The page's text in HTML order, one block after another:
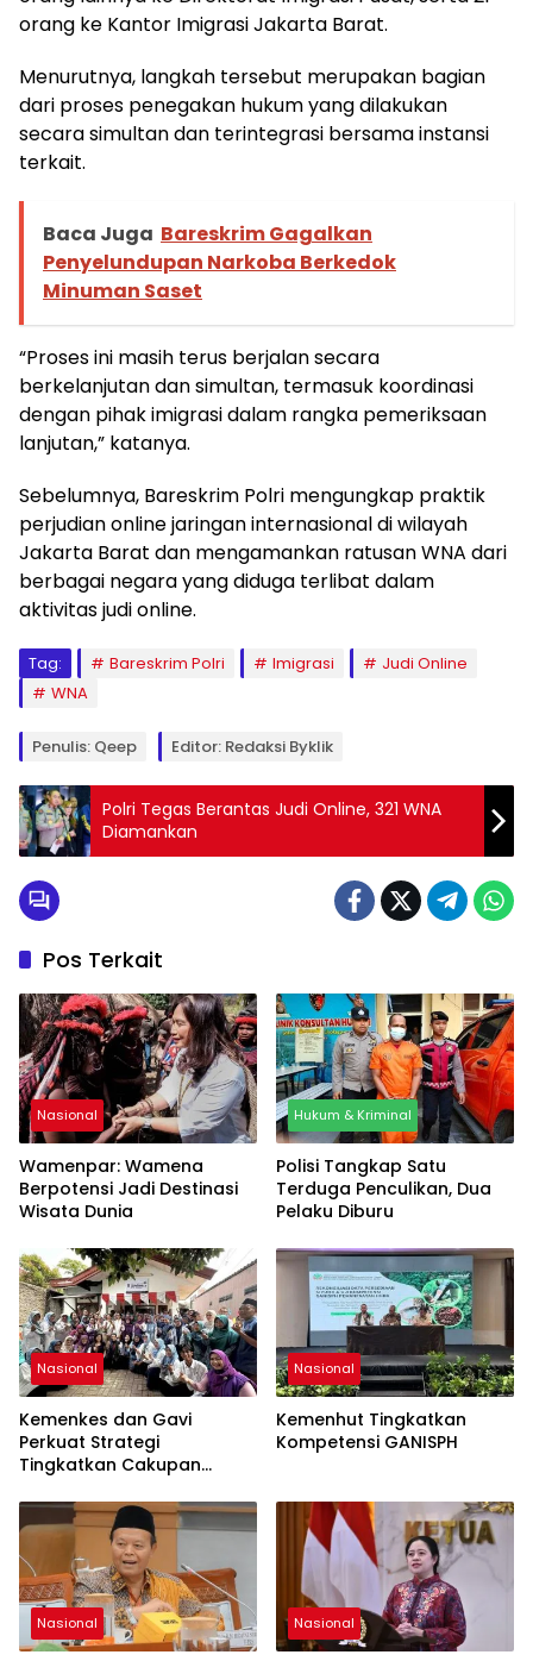
orang ke Kantor Imigrasi Jakarta Barat.
Menurutnya, langkah tersebut merupakan bagian
dari proses penegakan hukum yang dilakukan
secara simultan dan terintegrasi bersama instansi
terkait.
Baca Juga Bareskrim Gagalkan
Penyelundupan Narkoba Berkedok
Minuman Saset
“Proses ini masih terus berjalan secara
berkelanjutan dan simultan, termasuk koordinasi
dengan pihak imigrasi dalam rangka pemeriksaan
lanjutan,” katanya.
Sebelumnya, Bareskrim Polri mengungkap praktik
perjudian online jaringan internasional di wilayah
Jakarta Barat dan mengamankan ratusan WNA dari
berbagai negara yang diduga terlibat dalam
aktivitas judi online.
Tag: Bareskrim Polri Imigrasi
Judi Online
WNA
Penulis: Qeep Editor: Redaksi Byklik
Polri Tegas Berantas Judi Online, 321 WNA
Diamankan
Pos Terkait
Nasional
Wamenpar: Wamena
Berpotensi Jadi Destinasi
Wisata Dunia
Hukum & Kriminal
Polisi Tangkap Satu
Terduga Penculikan, Dua
Pelaku Diburu
Nasional
Kemenkes dan Gavi
Perkuat Strategi
Tingkatkan Cakupan
Nasional
Kemenhut Tingkatkan
Kompetensi GANISPH
Nasional Nasional